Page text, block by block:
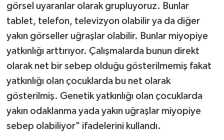
görsel uyaranlar olarak grupluyoruz. Bunlar
tablet, telefon, televizyon olabilir ya da diğer
yakın görseller uğraşlar olabilir. Bunlar miyopiye
yatkınlığı arttırıyor. Çalışmalarda bunun direkt
olarak net bir sebep olduğu gösterilmemiş fakat
yatkınlığı olan çocuklarda bu net olarak
gösterilmiş. Genetik yatkınlığı olan çocuklarda
yakın odaklanma yada yakın uğraşlar miyopiye
sebep olabiliyor" ifadelerini kullandı.